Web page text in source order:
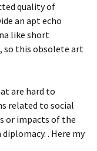
quality of
an apt echo
like short
so this obsolete art
are hard to
related to social
or impacts of the
. Here my